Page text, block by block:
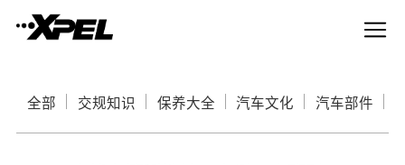
全部 交规知识 保养大全 汽车文化 汽车部件